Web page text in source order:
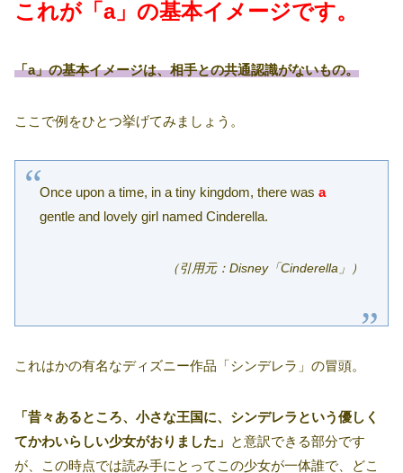
これが「a」の基本イメージです。
「a」の基本イメージは、相手との共通認識がないもの。
ここで例をひとつ挙げてみましょう。
Once upon a time, in a tiny kingdom, there was a
gentle and lovely girl named Cinderella.
（引用元：Disney「Cinderella」）
これはかの有名なディズニー作品「シンデレラ」の冒頭。
「昔々あるところ、小さな王国に、シンデレラという優しく
てかわいらしい少女がおりました」 と意訳できる部分です
が、この時点では読み手にとってこの少女が一体誰で、どこ